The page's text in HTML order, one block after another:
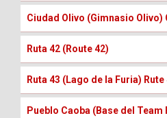
Ciudad Olivo (Gimnasio Olivo)
Ruta 42 (Route 42)
Ruta 43 (Lago de la Furia)
Pueblo Caoba (Base del